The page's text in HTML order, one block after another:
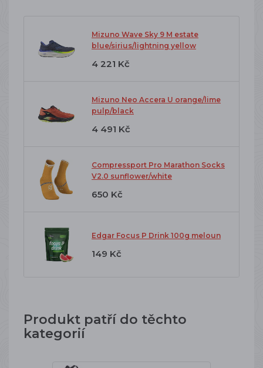
Mizuno Wave Sky 9 M estate
blue/sirius/lightning yellow
4 221 Kč
Mizuno Neo Accera U orange/lime
pulp/black
4 491 Kč
Compressport Pro Marathon Socks
V2.0 sunflower/white
650 Kč
Edgar Focus P Drink 100g meloun
149 Kč
Produkt patří do těchto
kategorií